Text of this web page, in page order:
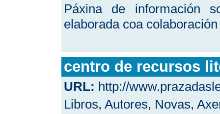
Páxina de información
elaborada coa
centro de recursos
URL: http://
Libros, Autores, Novas,